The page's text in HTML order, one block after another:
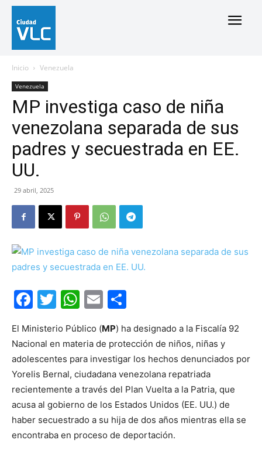
Inicio Venezuela
Venezuela
MP investiga caso de niña
venezolana separada de sus
padres y secuestrada en EE.
UU.
29 abril, 2025
Facebook
Twitter
WhatsApp
Email
El Ministerio Público (MP) ha designado a la Fiscalía 92
Nacional en materia de protección de niños, niñas y
adolescentes para investigar los hechos denunciados por
Yorelis Bernal, ciudadana venezolana repatriada
recientemente a través del Plan Vuelta a la Patria, que
acusa al gobierno de los Estados Unidos (EE. UU.) de
haber secuestrado a su hija de dos años mientras ella se
encontraba en proceso de deportación.